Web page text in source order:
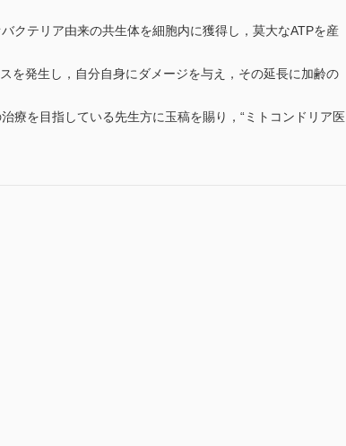
クテリア由来の共生体を細胞内に獲得し，莫大なATPを産
を発生し，自分自身にダメージを与え，その延長に加齢の
療を目指している先生方に玉稿を賜り，“ミトコンドリア医